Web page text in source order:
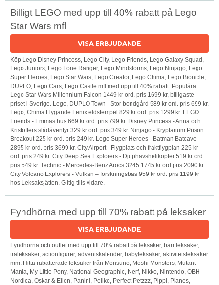
Billigt LEGO med upp till 40% rabatt på Lego
Star Wars mfl
VISA ERBJUDANDE
Köp Lego Disney Princess, Lego City, Lego Friends, Lego Galaxy Squad,
Lego Juniors, Lego Lone Ranger, Lego Mindstorms, Lego Ninjago, Lego
Super Heroes, Lego Star Wars, Lego Creator, Lego Chima, Lego Bionicle,
DUPLO, Lego Cars, Lego Castle mfl med upp till 40% rabatt. Populära
Lego Star Wars Millennium Falcon 1449 kr ord. pris 1699 kr, billigaste
priset i Sverige. Lego, DUPLO Town - Stor bondgård 589 kr ord. pris 699 kr.
Lego, Chima Flygande Fenix eldstempel 829 kr ord. pris 1299 kr. LEGO
Friends - Emmas hus 669 kr ord. pris 799 kr. Disney Princess - Anna och
Kristoffers slädäventyr 329 kr ord. pris 349 kr. Ninjago - Kryptarium Prison
Breakout 225 kr ord. pris 249 kr. Lego Super Heroes - Batman Batcave
2895 kr ord. pris 3699 kr. City Airport - Flygplats och fraktflygplan 225 kr
ord. pris 249 kr. City Deep Sea Explorers - Djuphavshelikopter 519 kr ord.
pris 549 kr. Technic - Mercedes-Benz Arocs 3245 1745 kr ord.pris 2090 kr.
City Volcano Explorers - Vulkan – forskningsbas 959 kr ord. pris 1199 kr
hos Leksaksjätten. Giltig tills vidare.
Fyndhörna med upp till 70% rabatt på leksaker
VISA ERBJUDANDE
Fyndhörna och outlet med upp till 70% rabatt på leksaker, barnleksaker,
träleksaker, actionfigurer, adventskalender, babyleksaker, aktivitetsleksaker
mm. Hitta rabatterade leksaker från Monsuno, Moshi Monsters, Mutant
Mania, My Little Pony, National Geographic, Nerf, Nikko, Nintendo, OBH
Nordica, Oskar & Ellen, Panini, Peliko, Perfect Petzzz, Pippi, Planes,